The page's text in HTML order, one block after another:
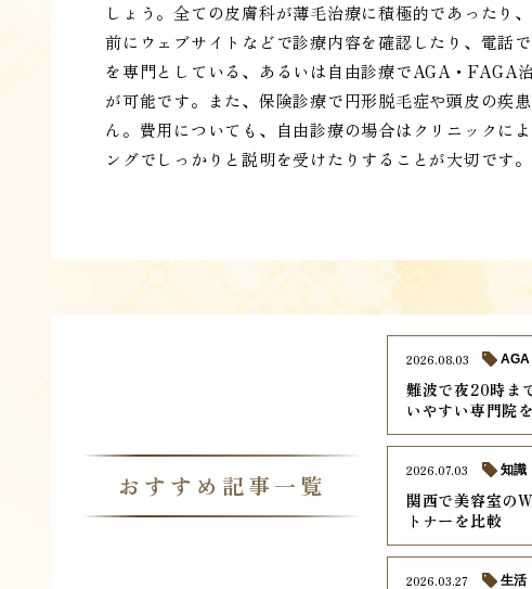
しょう。全ての皮膚科が薄毛治療に積極的であったり
前にウェブサイトなどで診療内容を確認したり、電話
を専門としている、あるいは自由診療でAGA・FAGA
が可能です。また、保険診療で円形脱毛症や頭皮の疾
ん。費用についても、自由診療の場合はクリニックに
ングでしっかりと説明を受けたりすることが大切です。
おすすめ記事一覧
難波で夜20時ま
いやすい専門院
2026.08.03 AGA
関西で美容室の
トナーを比較
2026.07.03 知識
2026.03.27 生活